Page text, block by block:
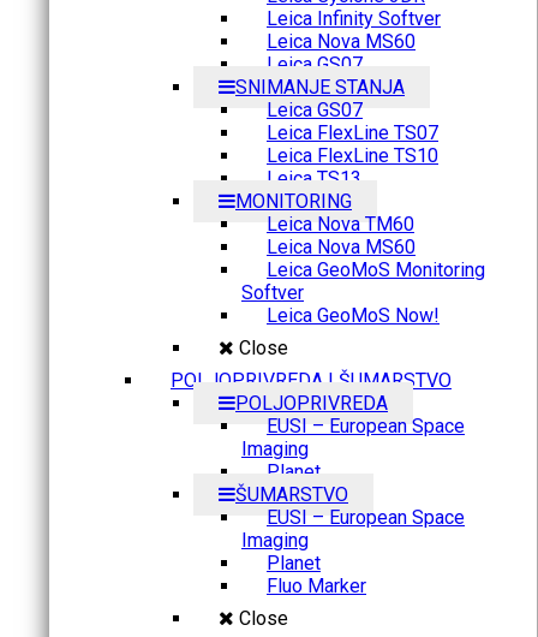
Leica Infinity Softver
Leica Nova MS60
Leica GS07
SNIMANJE STANJA
Leica GS07
Leica FlexLine TS07
Leica FlexLine TS10
Leica TS13
MONITORING
Leica Nova TM60
Leica Nova MS60
Leica GeoMoS Monitoring
Softver
Leica GeoMoS Now!
Close
POLJOPRIVREDA I ŠUMARSTVO
POLJOPRIVREDA
EUSI – European Space
Imaging
Planet
ŠUMARSTVO
EUSI – European Space
Imaging
Planet
Fluo Marker
Close